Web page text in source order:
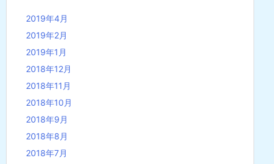
2019年4月
2019年2月
2019年1月
2018年12月
2018年11月
2018年10月
2018年9月
2018年8月
2018年7月